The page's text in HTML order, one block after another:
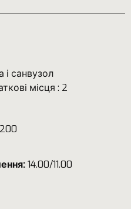
і санвузол
місця : 2
14.00/11.00